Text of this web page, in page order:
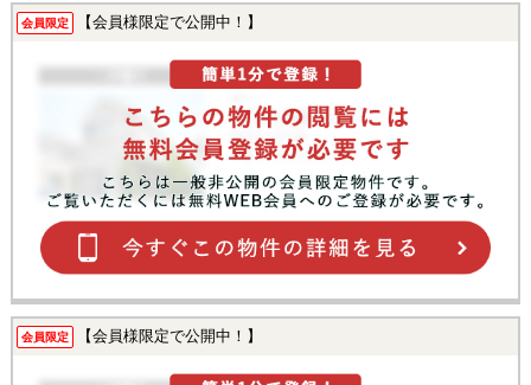
会員限定 【会員様限定で公開中！】
会員限定 【会員様限定で公開中！】